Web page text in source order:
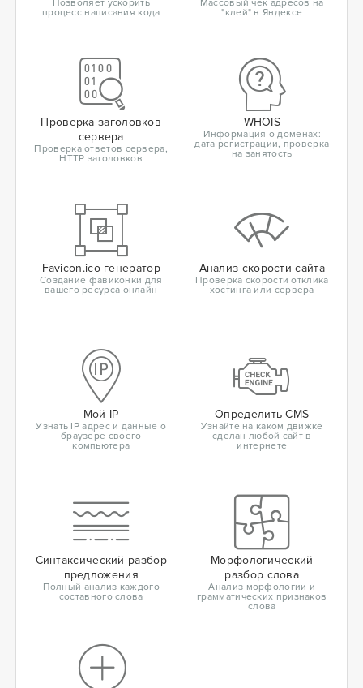
Позволяет ускорить
процесс написания кода
Массовый чек адресов на
"клей" в Яндексе
Проверка заголовков
сервера
Проверка ответов сервера,
HTTP заголовков
WHOIS
Информация о доменах:
дата регистрации, проверка
на занятость
Favicon.ico генератор
Создание фавиконки для
вашего ресурса онлайн
Анализ скорости сайта
Проверка скорости отклика
хостинга или сервера
Мой IP
Узнать IP адрес и данные о
браузере своего
компьютера
Определить CMS
Узнайте на каком движке
сделан любой сайт в
интернете
Синтаксический разбор
предложения
Полный анализ каждого
составного слова
Морфологический
разбор слова
Анализ морфологии и
грамматических признаков
слова